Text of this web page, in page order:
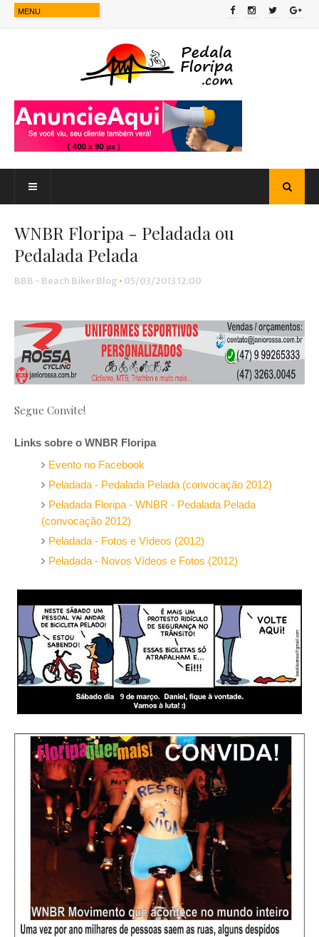
WNBR Floripa - Peladada ou
Pedalada Pelada
BBB - Beach Biker Blog • 05/03/2013 12:00
Segue Convite!
Links sobre o WNBR Floripa
Evento no Facebook
Peladada - Pedalada Pelada (convocação 2012)
Peladada Floripa - WNBR - Pedalada Pelada
(convocação 2012)
Peladada - Fotos e Vídeos (2012)
Peladada - Novos Vídeos e Fotos (2012)